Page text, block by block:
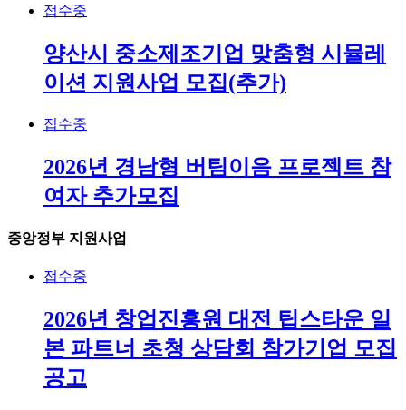
접수중
양산시 중소제조기업 맞춤형 시뮬레
이션 지원사업 모집(추가)
접수중
2026년 경남형 버팀이음 프로젝트 참
여자 추가모집
중앙정부 지원사업
접수중
2026년 창업진흥원 대전 팁스타운 일
본 파트너 초청 상담회 참가기업 모집
공고